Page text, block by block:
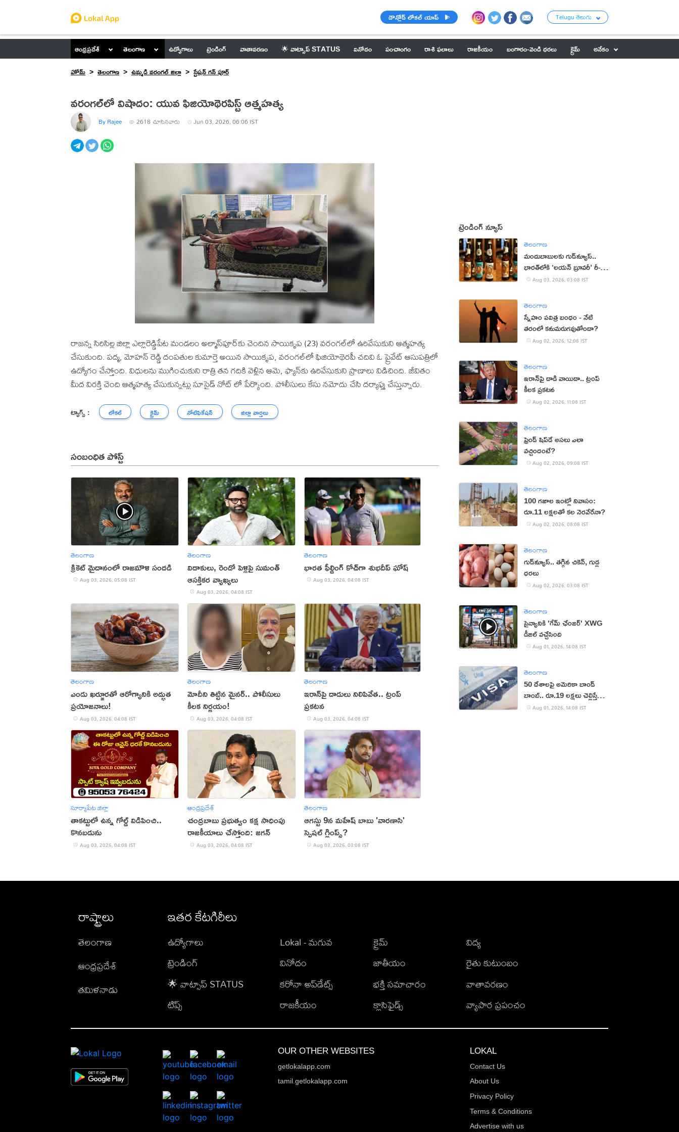
డౌన్లోడ్ లోకల్ యాప్ Telugu తెలుగు
ఆంధ్రప్రదేశ్ తెలంగాణ ఉద్యోగాలు ట్రెండింగ్ వాతావరణం 🌟 వాట్సాప్ STATUS వినోదం పంచాంగం రాశి ఫలాలు రాజకీయం బంగారం-వెండి ధరలు క్రైమ్
అనేకం
హోమ్
తెలంగాణ ఉమ్మడి వరంగల్ జిల్లా స్టేషన్ గన్ పూర్
వరంగల్‌లో విషాదం: యువ ఫిజియోథెరపిస్ట్ ఆత్మహత్య
By Rajee 2618 చూసినవారు Jun 03, 2026, 06:06 IST
రాజన్న సిరిసిల్ల జిల్లా ఎల్లారెడ్డిపేట మండలం అల్మాస్‌పూర్‌కు చెందిన సాయికృప (23) వరంగల్‌లో ఉరివేసుకుని ఆత్మహత్య
చేసుకుంది. పద్మ, మోహన్ రెడ్డి దంపతుల కుమార్తె అయిన సాయికృప, వరంగల్‌లో ఫిజియోథెరపీ చదివి ఓ ప్రైవేట్ ఆసుపత్రిలో
ఉద్యోగం చేస్తోంది. విధులను ముగించుకుని రాత్రి తన గదికి వెళ్లిన ఆమె, ఫ్యాన్‌కు ఉరివేసుకుని ప్రాణాలు విడిచింది. జీవితం
మీద విరక్తి చెంది ఆత్మహత్య చేసుకున్నట్లు సూసైడ్ నోట్ లో పేర్కొంది. పోలీసులు కేసు నమోదు చేసి దర్యాప్తు చేస్తున్నారు.
ట్యాగ్స్ : లోకల్ క్రైమ్ నోటిఫికేషన్ జిల్లా వార్తలు
సంబంధిత పోస్ట్
తెలంగాణ
క్రికెట్ మైదానంలో రాజమౌళి సందడి
Aug 03, 2026, 05:08 IST
తెలంగాణ
విడాకులు, రెండో పెళ్లిపై సుమంత్
ఆసక్తికర వ్యాఖ్యలు
Aug 03, 2026, 04:08 IST
తెలంగాణ
భారత ఫీల్డింగ్ కోచ్‌గా శుభదీప్‌ ఘోష్‌
Aug 03, 2026, 04:08 IST
తెలంగాణ
ఎండు ఖర్జూరతో ఆరోగ్యానికి అద్భుత
ప్రయోజనాలు!
Aug 03, 2026, 04:08 IST
తెలంగాణ
మోదీని తిట్టిన మైనర్.. పోలీసులు
కీలక నిర్ణయం!
Aug 03, 2026, 04:08 IST
తెలంగాణ
ఇరాన్‌పై దాడులు నిలిపివేత.. ట్రంప్
ప్రకటన
Aug 03, 2026, 04:08 IST
సూర్యాపేట జిల్లా
తాకట్టులో ఉన్న గోల్డ్ విడిపించి..
కొనబడును
Aug 03, 2026, 04:08 IST
ఆంధ్రప్రదేశ్
చంద్రబాబు ప్రభుత్వం కక్ష సాధింపు
రాజకీయాలు చేస్తోంది: జగన్
Aug 03, 2026, 04:08 IST
తెలంగాణ
ఆగస్టు 9న మహేష్ బాబు 'వారణాసి'
స్పెషల్ గ్లింప్స్?
Aug 03, 2026, 03:08 IST
ట్రెండింగ్ న్యూస్
తెలంగాణ
మందుబాబులకు గుడ్‌న్యూస్..
భారత్‌లోకి ‘లయన్ బ్రూవరీ’ రీ-
ఎంట్రీAug 03, 2026, 03:08 IST
తెలంగాణ
స్నేహం పవిత్ర బంధం - నేటి
తరంలో కనుమరుగవుతోందా?
Aug 02, 2026, 12:08 IST
తెలంగాణ
ఇరాన్‌పై దాడి వాయిదా.. ట్రంప్
కీలక ప్రకటన
Aug 02, 2026, 11:08 IST
తెలంగాణ
ఫ్రెండ్ షిప్‌డే అసలు ఎలా
వచ్చిందంటే?
Aug 02, 2026, 09:08 IST
తెలంగాణ
100 గజాల ఇంట్లో నివాసం:
రూ.11 లక్షలతో కల నెరవేరేనా?
Aug 02, 2026, 08:08 IST
తెలంగాణ
గుడ్‌న్యూస్.. తగ్గిన చికెన్, గుడ్ల
ధరలు
Aug 02, 2026, 03:08 IST
తెలంగాణ
సైన్యానికి 'గేమ్ ఛేంజర్' XWG
డీజిల్ వచ్చేసింది
Aug 01, 2026, 14:08 IST
తెలంగాణ
50 దేశాలపై అమెరికా బాండ్
బాంబ్.. రూ.19 లక్షలు చెల్లిస్తేనే
వీసా!Aug 01, 2026, 14:08 IST
రాష్ట్రాలు
తెలంగాణ
ఆంధ్రప్రదేశ్
తమిళనాడు
ఇతర కేటగిరీలు
ఉద్యోగాలు
ట్రెండింగ్
🌟 వాట్సాప్ STATUS
టిప్స్
Lokal - మగువ
వినోదం
కరోనా అప్‌డేట్స్
రాజకీయం
క్రైమ్
జాతీయం
భక్తి సమాచారం
క్లాసిఫైడ్స్
విద్య
రైతు కుటుంబం
వాతావరణం
వ్యాపార ప్రపంచం
OUR OTHER WEBSITES
getlokalapp.com
tamil.getlokalapp.com
LOKAL
Contact Us
About Us
Privacy Policy
Terms & Conditions
Advertise with us